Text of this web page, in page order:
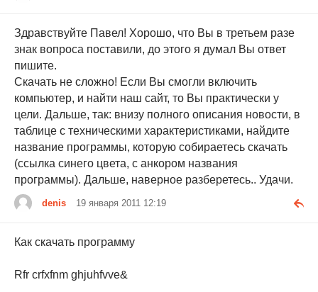
Здравствуйте Павел! Хорошо, что Вы в третьем разе
знак вопроса поставили, до этого я думал Вы ответ
пишите.
Скачать не сложно! Если Вы смогли включить
компьютер, и найти наш сайт, то Вы практически у
цели. Дальше, так: внизу полного описания новости, в
таблице с техническими характеристиками, найдите
название программы, которую собираетесь скачать
(ссылка синего цвета, с анкором названия
программы). Дальше, наверное разберетесь.. Удачи.
denis 19 января 2011 12:19
Как скачать программу
Rfr crfxfnm ghjuhfvve&